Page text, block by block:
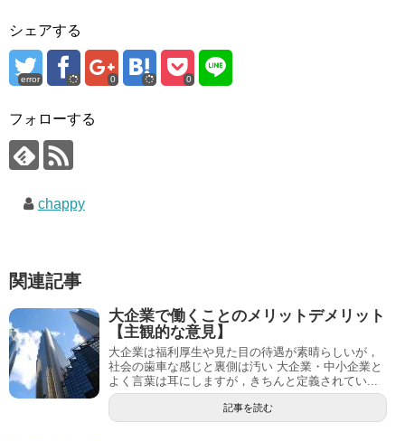
シェアする
error 0 0
フォローする
chappy
関連記事
大企業で働くことのメリットデメリット
【主観的な意見】
大企業は福利厚生や見た目の待遇が素晴らしいが，
社会の歯車な感じと裏側は汚い 大企業・中小企業と
よく言葉は耳にしますが，きちんと定義されてい...
記事を読む